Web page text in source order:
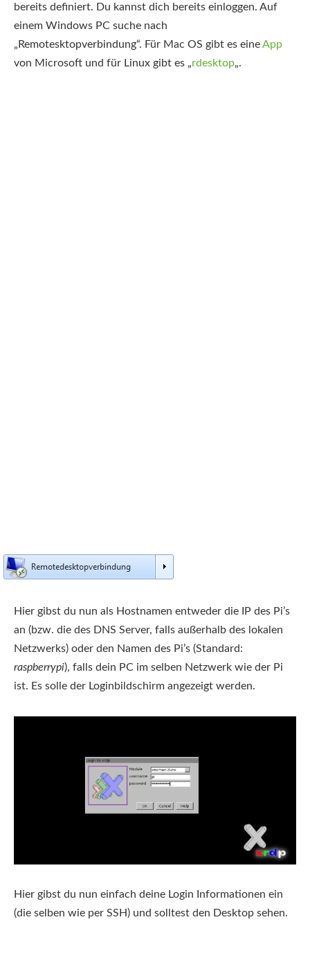
bereits definiert. Du kannst dich bereits einloggen. Auf
einem Windows PC suche nach
„Remotesktopverbindung“. Für Mac OS gibt es eineApp
von Microsoft und für Linux gibt es „rdesktop„.
Hier gibst du nun als Hostnamen entweder die IP des Pi’s
an (bzw. die des DNS Server, falls außerhalb des lokalen
Netzwerks) oder den Namen des Pi’s (Standard:
raspberrypi), falls dein PC im selben Netzwerk wie der Pi
ist. Es solle der Loginbildschirm angezeigt werden.
Hier gibst du nun einfach deine Login Informationen ein
(die selben wie per SSH) und solltest den Desktop sehen.